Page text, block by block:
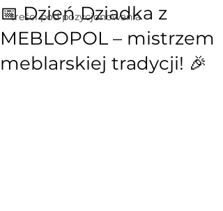
treści pod pozycjonowania
📅 Dzień Dziadka z
MEBLOPOL – mistrzem
meblarskiej tradycji! 🎉